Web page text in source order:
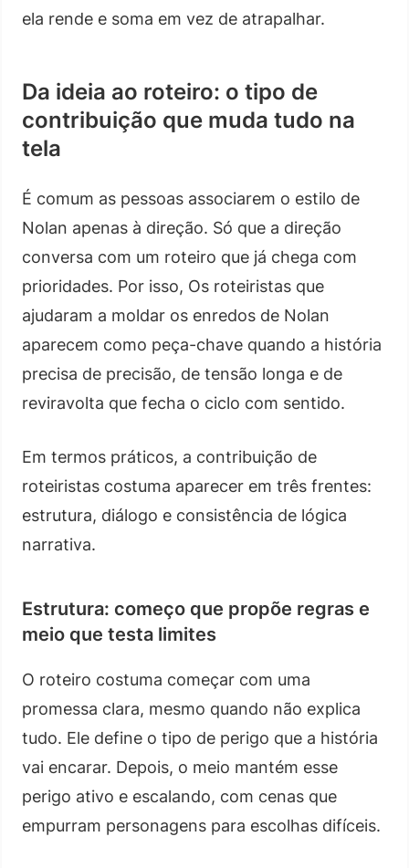
ela rende e soma em vez de atrapalhar.
Da ideia ao roteiro: o tipo de
contribuição que muda tudo na
tela
É comum as pessoas associarem o estilo de
Nolan apenas à direção. Só que a direção
conversa com um roteiro que já chega com
prioridades. Por isso, Os roteiristas que
ajudaram a moldar os enredos de Nolan
aparecem como peça-chave quando a história
precisa de precisão, de tensão longa e de
reviravolta que fecha o ciclo com sentido.
Em termos práticos, a contribuição de
roteiristas costuma aparecer em três frentes:
estrutura, diálogo e consistência de lógica
narrativa.
Estrutura: começo que propõe regras e
meio que testa limites
O roteiro costuma começar com uma
promessa clara, mesmo quando não explica
tudo. Ele define o tipo de perigo que a história
vai encarar. Depois, o meio mantém esse
perigo ativo e escalando, com cenas que
empurram personagens para escolhas difíceis.